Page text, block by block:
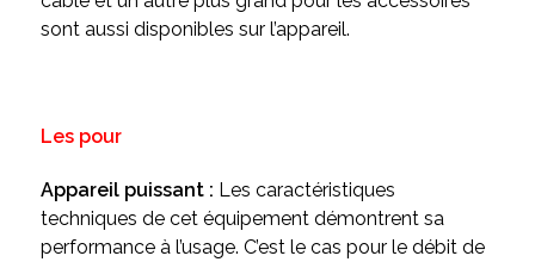
sont aussi disponibles sur l’appareil.
Les pour
Appareil puissant : Les caractéristiques
techniques de cet équipement démontrent sa
performance à l’usage. C’est le cas pour le débit de